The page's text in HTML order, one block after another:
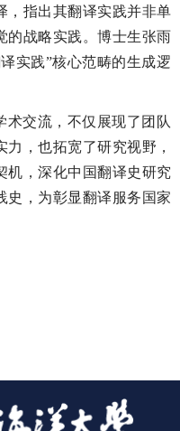
，指出其翻译实践并非单
的战略实践。博士生张雨
实践”核心范畴的生成逻
术交流，不仅展现了团队
，也拓宽了研究视野，
机，深化中国翻译史研究
史，为彰显翻译服务国家